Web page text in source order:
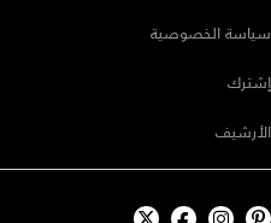
سياسة الخصوصية
إشترك
الأرشيف